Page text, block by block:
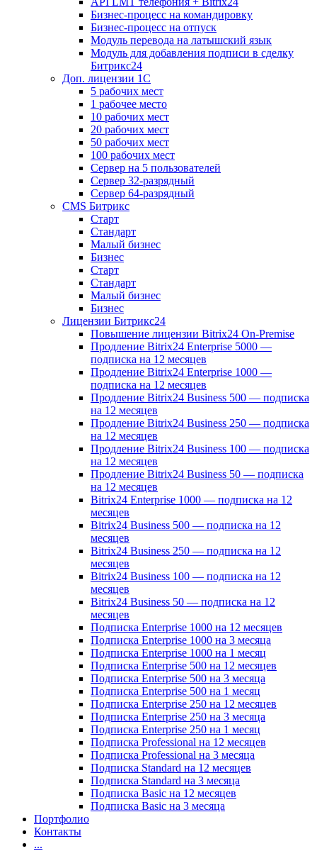
Бизнес-процесс на командировку
Бизнес-процесс на отпуск
Модуль перевода на латышский язык
Модуль для добавления подписи в сделку
Битрикс24
Доп. лицензии 1С
5 рабочих мест
1 рабочее место
10 рабочих мест
20 рабочих мест
50 рабочих мест
100 рабочих мест
Сервер на 5 пользователей
Сервер 32-разрядный
Сервер 64-разрядный
CMS Битрикс
Старт
Стандарт
Малый бизнес
Бизнес
Старт
Стандарт
Малый бизнес
Бизнес
Лицензии Битрикс24
Повышение лицензии Bitrix24 On-Premise
Продление Bitrix24 Enterprise 5000 —
подписка на 12 месяцев
Продление Bitrix24 Enterprise 1000 —
подписка на 12 месяцев
Продление Bitrix24 Business 500 — подписка
на 12 месяцев
Продление Bitrix24 Business 250 — подписка
на 12 месяцев
Продление Bitrix24 Business 100 — подписка
на 12 месяцев
Продление Bitrix24 Business 50 — подписка
на 12 месяцев
Bitrix24 Enterprise 1000 — подписка на 12
месяцев
Bitrix24 Business 500 — подписка на 12
месяцев
Bitrix24 Business 250 — подписка на 12
месяцев
Bitrix24 Business 100 — подписка на 12
месяцев
Bitrix24 Business 50 — подписка на 12
месяцев
Подписка Enterprise 1000 на 12 месяцев
Подписка Enterprise 1000 на 3 месяца
Подписка Enterprise 1000 на 1 месяц
Подписка Enterprise 500 на 12 месяцев
Подписка Enterprise 500 на 3 месяца
Подписка Enterprise 500 на 1 месяц
Подписка Enterprise 250 на 12 месяцев
Подписка Enterprise 250 на 3 месяца
Подписка Enterprise 250 на 1 месяц
Подписка Professional на 12 месяцев
Подписка Professional на 3 месяца
Подписка Standard на 12 месяцев
Подписка Standard на 3 месяца
Подписка Basic на 12 месяцев
Подписка Basic на 3 месяца
Портфолио
Контакты
...